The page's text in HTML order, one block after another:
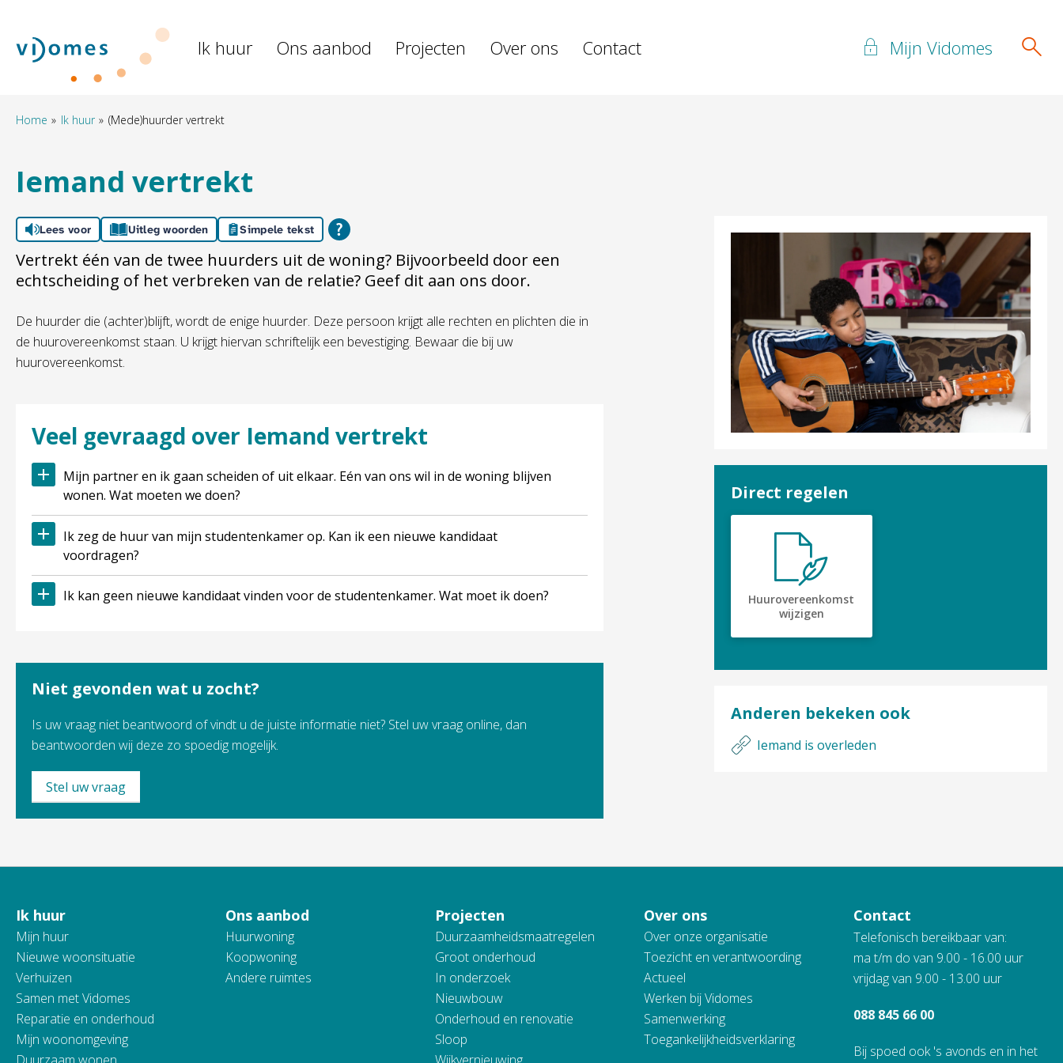
Naar hoofdinhoud
Naar hoofdnavigatiemenu
Naar zoeken
Naar de homepage Ik huur Ons aanbod Projecten Over ons Contact Mijn Vidomes
Home Ik huur (Mede)huurder vertrekt
Iemand vertrekt
Lees voor Uitleg woorden Simpele tekst
Vertrekt één van de twee huurders uit de woning? Bijvoorbeeld door een
echtscheiding of het verbreken van de relatie? Geef dit aan ons door.
De huurder die (achter)blijft, wordt de enige huurder. Deze persoon krijgt alle rechten en plichten die in
de huurovereenkomst staan. U krijgt hiervan schriftelijk een bevestiging. Bewaar die bij uw
huurovereenkomst.
Veel gevraagd over Iemand vertrekt
Mijn partner en ik gaan scheiden of uit elkaar. Eén van ons wil in de woning blijven
wonen. Wat moeten we doen?
Ik zeg de huur van mijn studentenkamer op. Kan ik een nieuwe kandidaat
voordragen?
Ik kan geen nieuwe kandidaat vinden voor de studentenkamer. Wat moet ik doen?
Niet gevonden wat u zocht?
Is uw vraag niet beantwoord of vindt u de juiste informatie niet? Stel uw vraag online, dan
beantwoorden wij deze zo spoedig mogelijk.
Stel uw vraag
Direct regelen

Huurovereenkomst
wijzigen
Anderen bekeken ook
Iemand is overleden
Contactinformatie
Ik huur
Mijn huur
Nieuwe woonsituatie
Verhuizen
Samen met Vidomes
Reparatie en onderhoud
Mijn woonomgeving
Ons aanbod
Huurwoning
Koopwoning
Andere ruimtes
Projecten
Duurzaamheidsmaatregelen
Groot onderhoud
In onderzoek
Nieuwbouw
Onderhoud en renovatie
Sloop
Over ons
Over onze organisatie
Toezicht en verantwoording
Actueel
Werken bij Vidomes
Samenwerking
Toegankelijkheidsverklaring
Contact
Telefonisch bereikbaar van:
ma t/m do van 9.00 - 16.00 uur
vrijdag van 9.00 - 13.00 uur
088 845 66 00
Bij spoed ook 's avonds en in het